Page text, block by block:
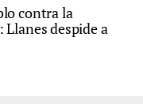
contra la
despide a